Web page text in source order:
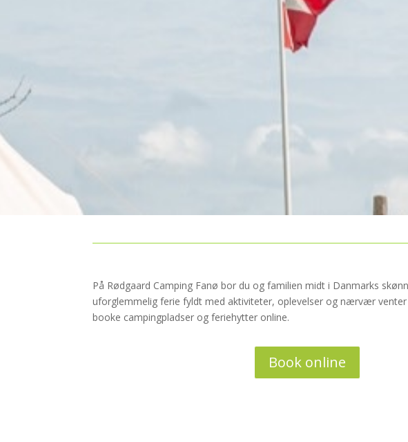
På Rødgaard Camping Fanø bor du og familien midt i Danmarks
uforglemmelig ferie fyldt med aktiviteter, oplevelser og nærvær venter
booke campingpladser og feriehytter online.
Book online